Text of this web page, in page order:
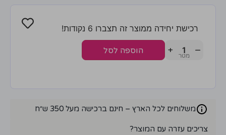
רכישת יחידה ממוצר זה תצברו 6 נקודות!
−
+ הוספה לסל
משלוחים לכל הארץ – חינם ברכישה מעל 350 ש״ח
צריכים עזרה עם המוצר?